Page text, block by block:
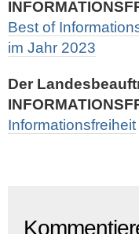
Best of
im Jahr 2023
Der
Informationsfreiheit